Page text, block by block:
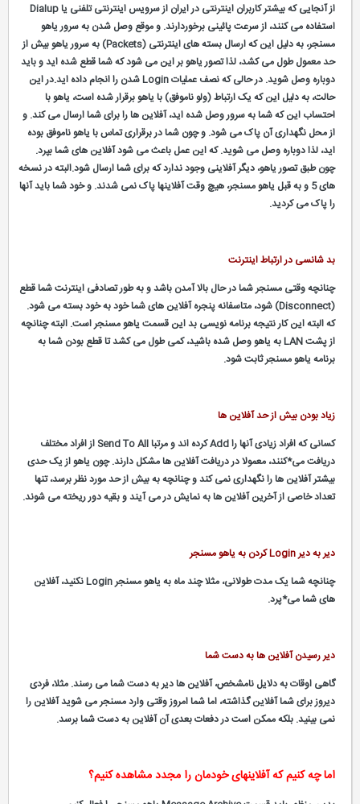
از آنجایی که بیشتر کاربران اینترنتی در ایران از سرویس اینترنتی تلفنی یا Dialup
استفاده می کنند، از سرعت پائینی برخوردارند. و موقع وصل شدن به سرور یاهو
مسنجر، به دلیل این که ارسال بسته های اینترنتی (Packets) به سرور یاهو بیش از
حد معمول طول می کشد، لذا تصور یاهو بر این می شود که شما قطع شده اید و باید
دوباره وصل شوید. در حالی که نصف عملیات Login شدن را انجام داده اید.در این
حالت، به دلیل این که یک ارتباط (ولو ناموفق) با یاهو برقرار شده است، یاهو با
احتساب این که شما به سرور وصل شده اید، آفلاین ها را برای شما ارسال می کند. و
از محل نگهداری آن پاک می شود. و چون شما در برقراری تماس با یاهو ناموفق بوده
اید، لذا دوباره وصل می شوید. که این عمل باعث می شود آفلاین های شما بپرد.
چون طبق تصور یاهو، دیگر آفلاینی وجود ندارد که برای شما ارسال شود.البته در نسخه
های 5 و به قبل یاهو مسنجر، هیچ وقت آفلاینها پاک نمی شدند. و خود شما باید آنها
را پاک می کردید.
بد شانسی در ارتباط اینترنت
چنانچه وقتی مسنجر شما در حال بالا آمدن باشد و به طور تصادفی اینترنت شما قطع
(Disconnect) شود، متاسفانه پنجره آفلاین های شما خود به خود بسته می شود.
که البته این کار نتیجه برنامه نویسی بد این قسمت یاهو مسنجر است. البته چنانچه
از پشت LAN به یاهو وصل شده باشید، کمی طول می کشد تا قطع بودن شما به
برنامه یاهو مسنجر ثابت شود.
زیاد بودن بیش از حد آفلاین ها
کسانی که افراد زیادی آنها را Add کرده اند و مرتبا Send To All از افراد مختلف
دریافت می*کنند، معمولا در دریافت آفلاین ها مشکل دارند. چون یاهو از یک حدی
بیشتر آفلاین ها را نگهداری نمی کند و چنانچه به بیش از حد مورد نظر برسد، تنها
تعداد خاصی از آخرین آفلاین ها به نمایش در می آیند و بقیه دور ریخته می شوند.
دیر به دیر Login کردن به یاهو مسنجر
چنانچه شما یک مدت طولانی، مثلا چند ماه به یاهو مسنجر Login نکنید، آفلاین
های شما می*پرد.
دیر رسیدن آفلاین ها به دست شما
گاهی اوقات به دلایل نامشخص، آفلاین ها دیر به دست شما می رسند. مثلا، فردی
دیروز برای شما آفلاین گذاشته، اما شما امروز وقتی وارد مسنجر می شوید آفلاین را
نمی بینید. بلکه ممکن است در دفعات بعدی آن آفلاین به دست شما برسد.
اما چه کنیم که آفلاینهای خودمان را مجدد مشاهده کنیم؟